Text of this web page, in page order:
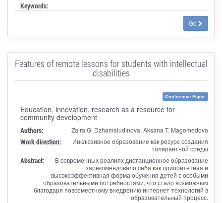
Keywords:
Go
Features of remote lessons for students with intellectual
disabilities
Conference Paper
Education, innovation, research as a resource for
community development
Authors: Zaira G. Dzhamaludinova, Aksana T. Magomedova
Work direction:
Инклюзивное образование как ресурс создания
толерантной среды
Abstract:
В современных реалиях дистанционное образование
зарекомендовало себя как приоритетная и
высокоэффективная форма обучения детей с особыми
образовательными потребностями, что стало возможным
благодаря повсеместному внедрению интернет-технологий в
образовательный процесс.